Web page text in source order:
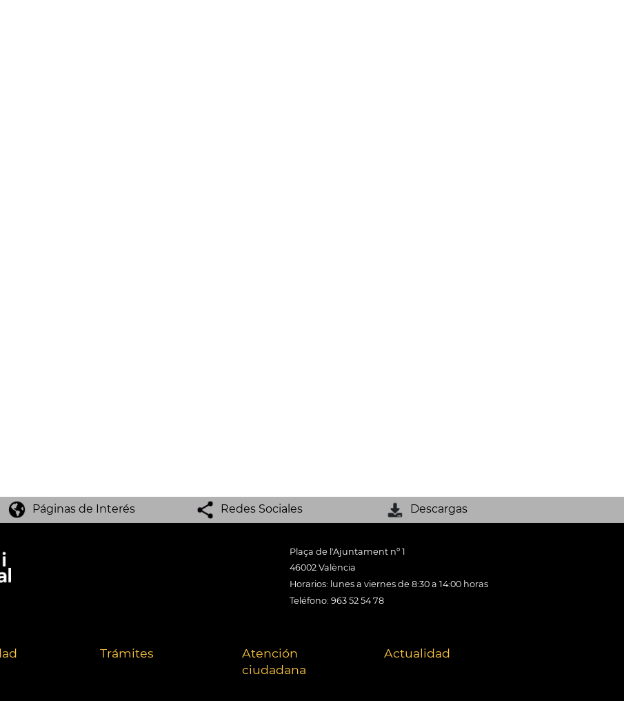
Páginas de Interés Redes Sociales Descargas
Plaça de l'Ajuntament nº 1
46002 València
Horarios: lunes a viernes de 8:30 a 14:00 horas
Teléfono: 963 52 54 78
Trámites
Atención
ciudadana
Actualidad